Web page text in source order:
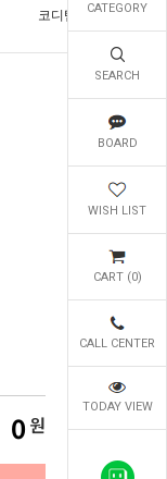
CATEGORY
SEARCH
BOARD
WISH LIST
CART (0)
CALL CENTER
TODAY VIEW
코디템 오늘발송
0 원